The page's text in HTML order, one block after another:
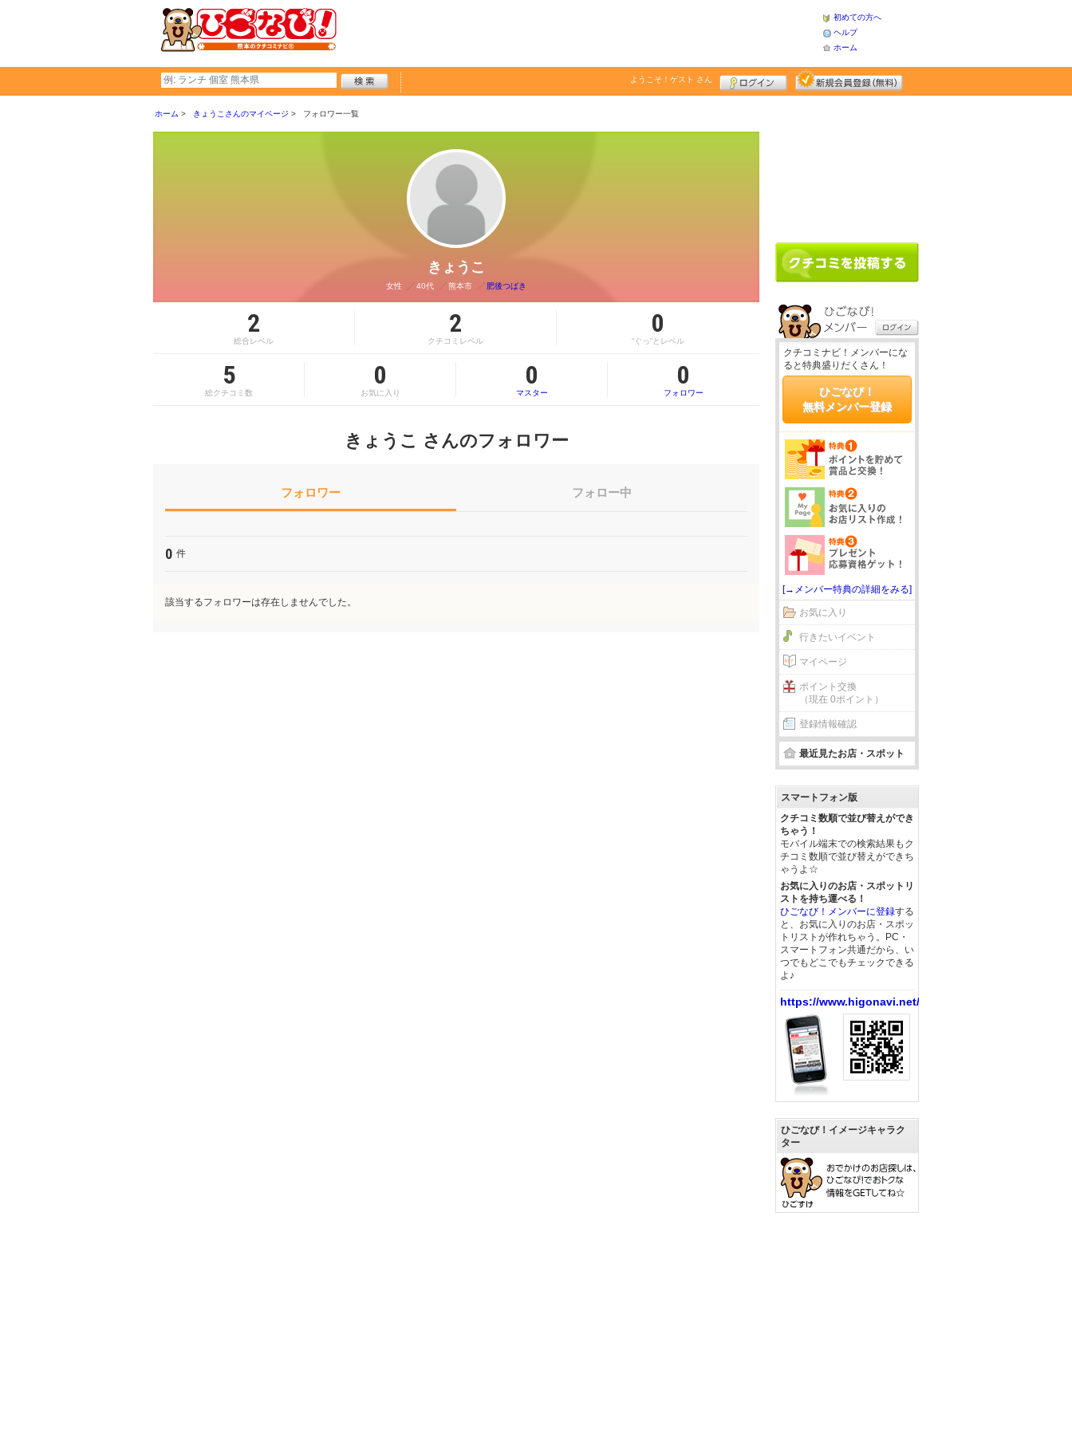
初めての方へ
ヘルプ
ホーム
ようこそ！ ゲスト さん
ホーム きょうこさんのマイページ フォロワー一覧
きょうこ
女性 40代 熊本市 肥後つばき
2
総合レベル
2
クチコミレベル
0
“ぐっ”とレベル
5
総クチコミ数
0
お気に入り
0
マスター
0
フォロワー
きょうこ さんのフォロワー
フォロワー フォロー中
0 件
該当するフォロワーは存在しませんでした。
クチコミナビ！メンバーにな
ると特典盛りだくさん！
ひごなび！
無料メンバー登録
[→メンバー特典の詳細をみる]
お気に入り
行きたいイベント
マイページ
ポイント交換
（現在 0ポイント）
登録情報確認
最近見たお店・スポット
スマートフォン版
クチコミ数順で並び替えができ
ちゃう！
モバイル端末での検索結果もク
チコミ数順で並び替えができち
ゃうよ☆
お気に入りのお店・スポットリ
ストを持ち運べる！
ひごなび！メンバーに登録する
と、お気に入りのお店・スポッ
トリストが作れちゃう。PC・
スマートフォン共通だから、い
つでもどこでもチェックできる
よ♪
https://www.higonavi.net/
ひごなび！イメージキャラク
ター